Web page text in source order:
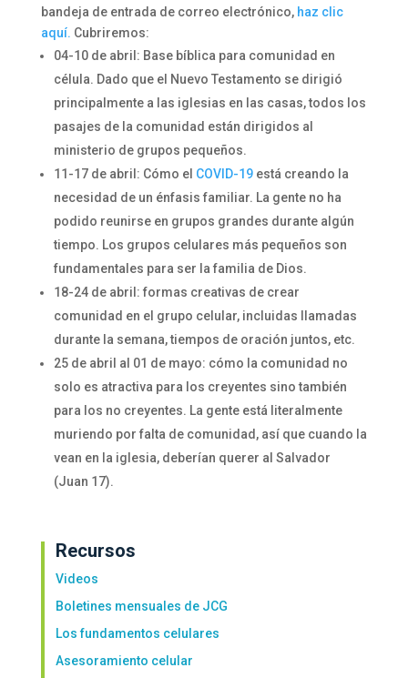
bandeja de entrada de correo electrónico, haz clic
aquí. Cubriremos:
04-10 de abril: Base bíblica para comunidad en
célula. Dado que el Nuevo Testamento se dirigió
principalmente a las iglesias en las casas, todos los
pasajes de la comunidad están dirigidos al
ministerio de grupos pequeños.
11-17 de abril: Cómo el COVID-19está creando la
necesidad de un énfasis familiar. La gente no ha
podido reunirse en grupos grandes durante algún
tiempo. Los grupos celulares más pequeños son
fundamentales para ser la familia de Dios.
18-24 de abril: formas creativas de crear
comunidad en el grupo celular, incluidas llamadas
durante la semana, tiempos de oración juntos, etc.
25 de abril al 01 de mayo: cómo la comunidad no
solo es atractiva para los creyentes sino también
para los no creyentes. La gente está literalmente
muriendo por falta de comunidad, así que cuando la
vean en la iglesia, deberían querer al Salvador
(Juan 17).
Recursos
Videos
Boletines mensuales de JCG
Los fundamentos celulares
Asesoramiento celular